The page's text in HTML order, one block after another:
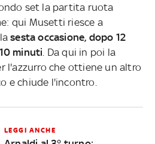
set la partita ruota
qui Musetti riesce a
sesta occasione, dopo 12
minuti . Da qui in poi la
l'azzurro che ottiene un altro
e chiude l'incontro.
LEGGI ANCHE